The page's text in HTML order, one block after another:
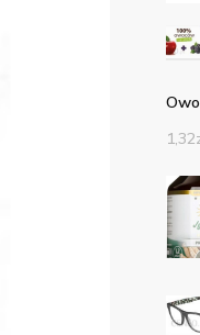
1,32